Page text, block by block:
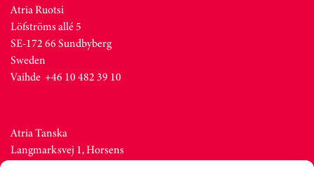
Atria Ruotsi
Löfströms allé 5
SE-172 66 Sundbyberg
Sweden
Vaihde +46 10 482 39 10
Atria Tanska
Langmarksvej 1, Horsens